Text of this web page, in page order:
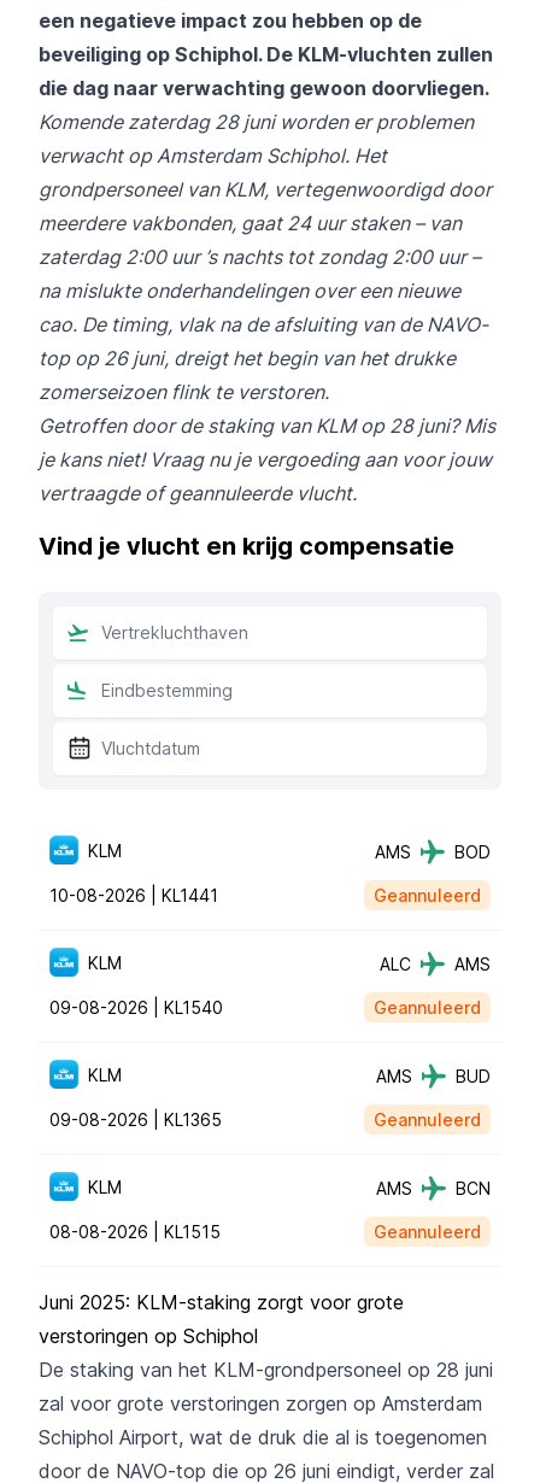
een negatieve impact zou hebben op de
beveiliging op Schiphol. De KLM-vluchten zullen
die dag naar verwachting gewoon doorvliegen.
Komende zaterdag 28 juni worden er problemen
verwacht op Amsterdam Schiphol. Het
grondpersoneel van KLM, vertegenwoordigd door
meerdere vakbonden, gaat 24 uur staken – van
zaterdag 2:00 uur ’s nachts tot zondag 2:00 uur –
na mislukte onderhandelingen over een nieuwe
cao. De timing, vlak na de afsluiting van de NAVO-
top op 26 juni, dreigt het begin van het drukke
zomerseizoen flink te verstoren.
Getroffen door de staking van KLM op 28 juni? Mis
je kans niet! Vraag nu je vergoeding aan voor jouw
vertraagde of geannuleerde vlucht.
Vind je vlucht en krijg compensatie
KLM AMS BOD
10-08-2026 | KL1441 Geannuleerd
KLM ALC AMS
09-08-2026 | KL1540 Geannuleerd
KLM AMS BUD
09-08-2026 | KL1365 Geannuleerd
KLM AMS BCN
08-08-2026 | KL1515 Geannuleerd
Juni 2025: KLM-staking zorgt voor grote
verstoringen op Schiphol
De staking van het KLM-grondpersoneel op 28 juni
zal voor grote verstoringen zorgen op Amsterdam
Schiphol Airport, wat de druk die al is toegenomen
door de NAVO-top die op 26 juni eindigt, verder zal